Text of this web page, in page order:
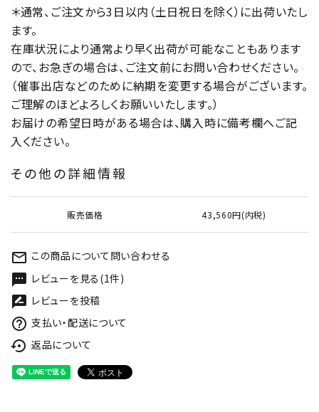
＊通常、ご注文から3日以内（土日祝日を除く）に出荷いたし
ます。
在庫状況により通常より早く出荷が可能なこともあります
ので、お急ぎの場合は、ご注文前にお問い合わせください。
（催事出店などのために納期を変更する場合がございます。
ご理解のほどよろしくお願いいたします。）
お届けの希望日時がある場合は、購入時に備考欄へご記
入ください。
その他の詳細情報
販売価格 43,560円(内税)
mail_outline この商品について問い合わせる
textsms レビューを見る(1件)
rate_review レビューを投稿
help_outline 支払い・配送について
settings_backup_restore 返品について